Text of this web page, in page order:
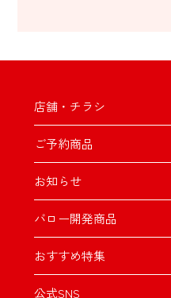
店舗・チラシ
ご予約商品
お知らせ
バロー開発商品
おすすめ特集
公式SNS